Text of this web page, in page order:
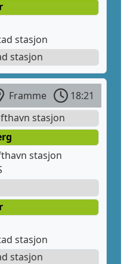
stasjon
stasjon
Framme
18:21
stasjon
stasjon
stasjon
stasjon